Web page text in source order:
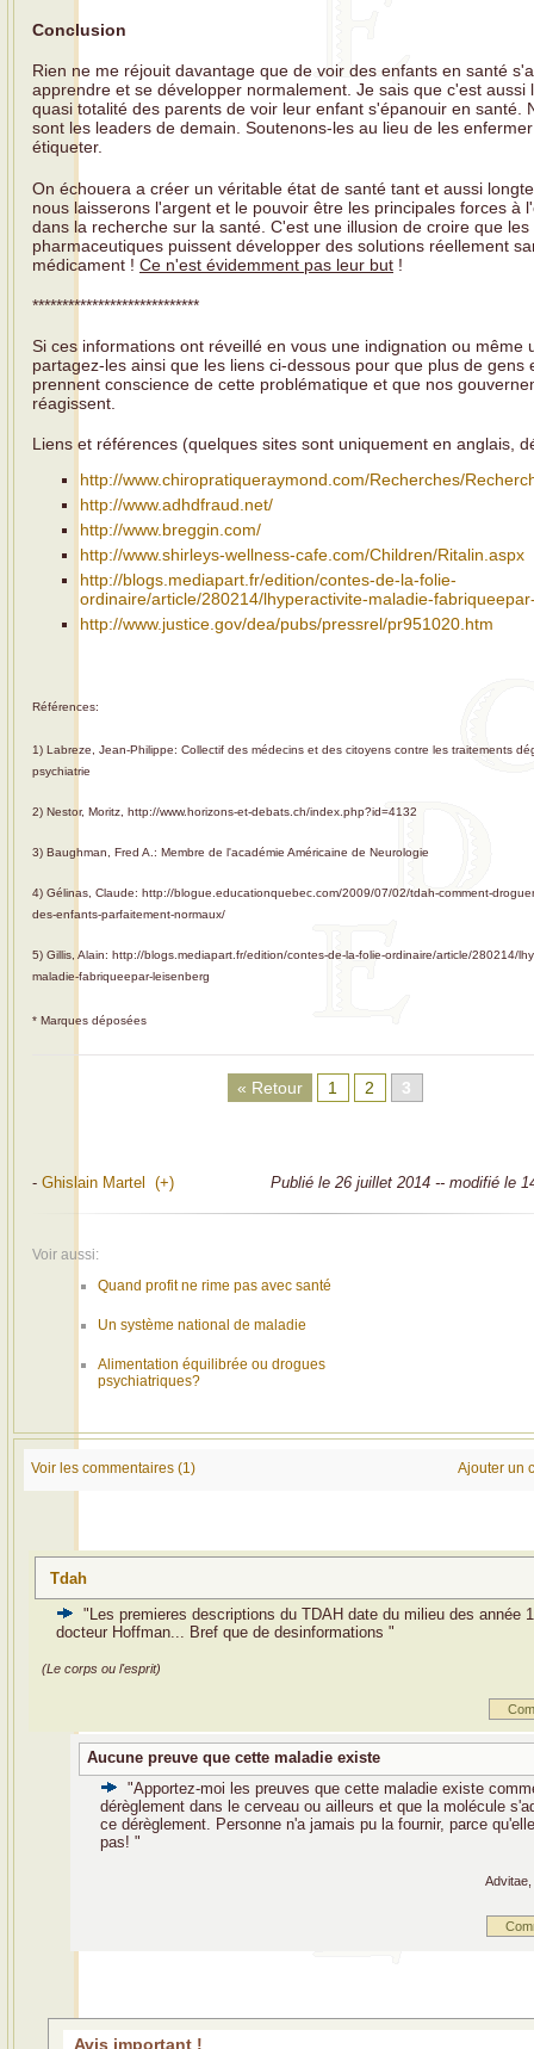
Conclusion
Rien ne me réjouit davantage que de voir des enfants en santé
apprendre et se développer normalement. Je sais que c'est aussi
quasi totalité des parents de voir leur enfant s'épanouir en santé.
sont les leaders de demain. Soutenons-les au lieu de les
étiqueter.
On échouera a créer un véritable état de santé tant et aussi
nous laisserons l'argent et le pouvoir être les principales forces à
dans la recherche sur la santé. C'est une illusion de croire que les
pharmaceutiques puissent développer des solutions réellement
médicament ! Ce n'est évidemment pas leur but !
****************************
Si ces informations ont réveillé en vous une indignation ou même
partagez-les ainsi que les liens ci-dessous pour que plus de gens
prennent conscience de cette problématique et que nos
réagissent.
Liens et références (quelques sites sont uniquement en anglais,
http://www.chiropratiqueraymond.com/Recherches/
http://www.adhdfraud.net/
http://www.breggin.com/
http://www.shirleys-wellness-cafe.com/Children/Ritalin.aspx
http://blogs.mediapart.fr/edition/contes-de-la-folie-
ordinaire/article/280214/lhyperactivite-maladie-
http://www.justice.gov/dea/pubs/pressrel/pr951020.htm
Références:
1) Labreze, Jean-Philippe: Collectif des médecins et des citoyens contre les traitements
psychiatrie
2) Nestor, Moritz, http://www.horizons-et-debats.ch/index.php?id=4132
3) Baughman, Fred A.: Membre de l'académie Américaine de Neurologie
4) Gélinas, Claude: http://blogue.educationquebec.com/2009/07/02/tdah-comment-
des-enfants-parfaitement-normaux/
5) Gillis, Alain: http://blogs.mediapart.fr/edition/contes-de-la-folie-ordinaire/article/280214/
maladie-fabriqueepar-leisenberg
* Marques déposées
« Retour 1 2 3
- Ghislain Martel (+) Publié le 26 juillet 2014 -- modifié le
Voir aussi:
Quand profit ne rime pas avec santé
Un système national de maladie
Alimentation équilibrée ou drogues
psychiatriques?
Voir les commentaires (1) Ajouter un
Tdah
"Les premieres descriptions du TDAH date du milieu des année
docteur Hoffman... Bref que de desinformations "
(Le corps ou l'esprit)
Aucune preuve que cette maladie existe
"Apportez-moi les preuves que cette maladie existe
dérèglement dans le cerveau ou ailleurs et que la molécule
ce dérèglement. Personne n'a jamais pu la fournir, parce
pas! "
Avis important !